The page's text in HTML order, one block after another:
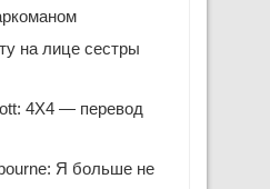
на лице сестры
4X4 — перевод
Я больше не